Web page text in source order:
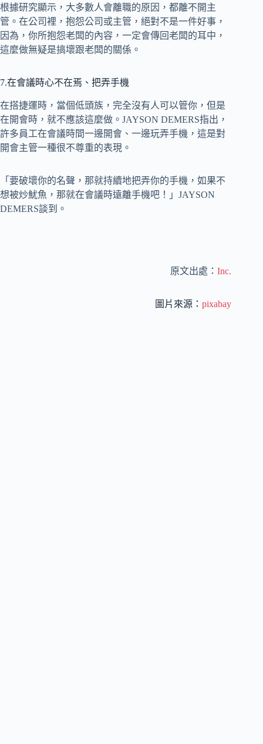
根據研究顯示，大多數人會離職的原因，都離不開主
管。在公司裡，抱怨公司或主管，絕對不是一件好事，
因為，你所抱怨老闆的內容，一定會傳回老闆的耳中，
這麼做無疑是搞壞跟老闆的關係。
7.在會議時心不在焉、把弄手機
在搭捷運時，當個低頭族，完全沒有人可以管你，但是
在開會時，就不應該這麼做。JAYSON DEMERS指出，
許多員工在會議時間一邊開會、一邊玩弄手機，這是對
開會主管一種很不尊重的表現。
「要破壞你的名聲，那就持續地把弄你的手機，如果不
想被炒魷魚，那就在會議時遠離手機吧！」JAYSON
DEMERS談到。
原文出處：Inc.
圖片來源：pixabay